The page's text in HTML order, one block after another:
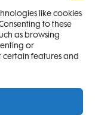
like cookies
to these
as browsing
or
features and